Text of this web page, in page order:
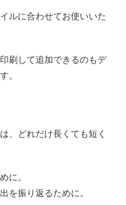
ルに合わせてお使いいた
刷して追加できるのもデ
。
、どれだけ長くても短く
に。
を振り返るために。